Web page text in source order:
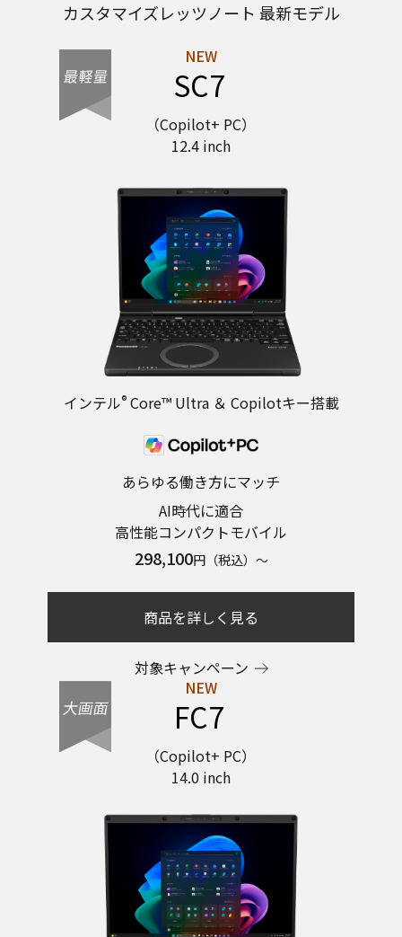
カスタマイズレッツノート 最新モデル
SC7
（Copilot+ PC）
12.4 inch
インテル®Core™ Ultra ＆ Copilotキー搭載
あらゆる働き方にマッチ
AI時代に適合
高性能コンパクトモバイル
298,100円（税込）～
商品を詳しく見る
対象キャンペーン
FC7
（Copilot+ PC）
14.0 inch